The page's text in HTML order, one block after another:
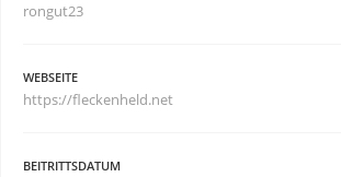
rongut23
WEBSEITE
https://fleckenheld.net
BEITRITTSDATUM